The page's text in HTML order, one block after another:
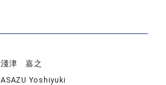
淺津 嘉之
ASAZU Yoshiyuki